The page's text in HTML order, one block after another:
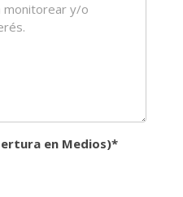
en Medios)*